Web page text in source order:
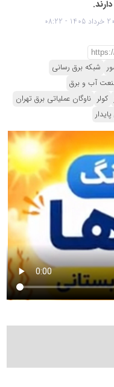
شبکه برق رسانی
آب و برق
کولر ناوگان عملیاتی برق تهران